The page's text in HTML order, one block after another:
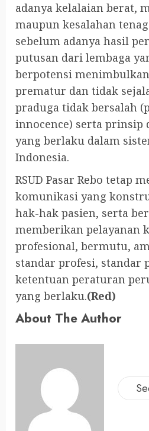
adanya kelalaian berat,
maupun kesalahan
sebelum adanya hasil
putusan dari lembaga
berpotensi
prematur dan tidak
praduga tidak bersalah
innocence) serta prinsip
yang berlaku dalam
Indonesia.
RSUD Pasar Rebo tetap
komunikasi yang
hak-hak pasien, serta
memberikan pelayanan
profesional, bermutu,
standar profesi, standar
ketentuan peraturan
yang berlaku.(Red)
About The Author